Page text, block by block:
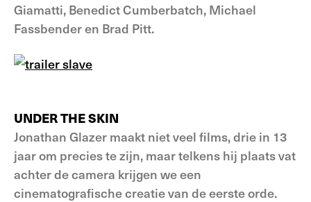
Giamatti, Benedict Cumberbatch, Michael
Fassbender en Brad Pitt.
UNDER THE SKIN
Jonathan Glazer maakt niet veel films, drie in 13
jaar om precies te zijn, maar telkens hij plaats vat
achter de camera krijgen we een
cinematografische creatie van de eerste orde.